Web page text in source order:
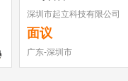
深圳市起立科技有限公司
面议
广东-深圳市